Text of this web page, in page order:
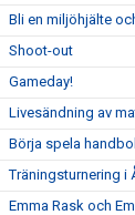
Bli en miljöhjälte
Shoot-out
Gameday!
Livesändning av
Börja spela
Träningsturnering i
Emma Rask och